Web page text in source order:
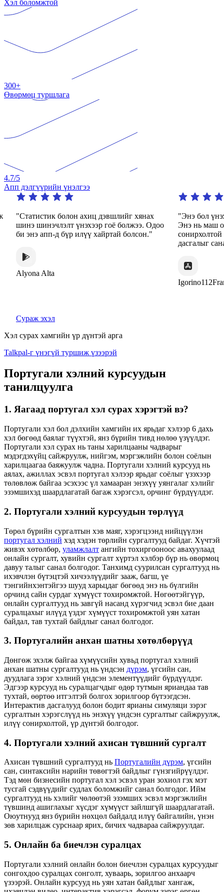
Хэл боломжтой
300+
Өвөрмөц туршлага
4.7/5
Апп дэлгүүрийн үнэлгээ
"Статистик болон ахиц дэвшлийг хянах
шинэ шинэчлэлт үнэхээр гоё болжээ. Одоо
би энэ апп-д бүр илүү хайртай болсон."
Alyona Alta
"Энэ бол
Энэ нь маш
сонирхолтой
дасгалыг
Сураж эхэл
Хэл сурах хамгийн үр дүнтэй арга
Talkpal-г үнэгүй туршиж үзээрэй
Португали хэлний курсуудын
танилцуулга
1. Яагаад португал хэл сурах хэрэгтэй вэ?
Португали хэл бол дэлхийн хамгийн их ярьдаг хэлээр 6 дахь
хэл бөгөөд баялаг түүхтэй, янз бүрийн тивд нөлөө үзүүлдэг.
Португали хэл сурах нь таны харилцааны чадварыг
мэдэгдэхүйц сайжруулж, нийгэм, мэргэжлийн болон соёлын
харилцаагаа баяжуулж чадна. Португали хэлний курсууд нь
аялах, ажиллах эсвэл португал хэлээр ярьдаг соёлыг үзэхээр
төлөвлөж байгаа эсэхээс үл хамааран энэхүү уянгалаг хэлийг
эзэмшихэд шаардлагатай багаж хэрэгсэл, орчинг бүрдүүлдэг.
2. Португали хэлний курсуудын төрлүүд
Төрөл бүрийн сургалтын хэв маяг, хэрэгцээнд нийцүүлэн
португал хэлний хэд хэдэн төрлийн сургалтууд байдаг. Хүчтэй
живэх хөтөлбөр, уламжлалт ангийн тохиргооноос авахуулаад
онлайн сургалт, хувийн сургалт хүртэл хэлбэр бүр нь өвөрмөц
давуу талыг санал болгодог. Танхимд суурилсан сургалтууд нь
ихэвчлэн бүтэцтэй хичээлүүдийг зааж, багш, үе
тэнгийнхэнтэйгээ шууд харьцдаг бөгөөд энэ нь бүлгийн
орчинд сайн сурдаг хүмүүст тохиромжтой. Нөгөөтэйгүүр,
онлайн сургалтууд нь завгүй насанд хүрэгчид эсвэл бие даан
суралцахыг илүүд үздэг хүмүүст тохиромжтой уян хатан
байдал, тав тухтай байдлыг санал болгодог.
3. Португалийн анхан шатны хөтөлбөрүүд
Дөнгөж эхэлж байгаа хүмүүсийн хувьд португал хэлний
анхан шатны сургалтууд нь үндсэн дүрэм, үгсийн сан,
дуудлага зэрэг хэлний үндсэн элементүүдийг бүрдүүлдэг.
Эдгээр курсууд нь суралцагчдыг өдөр тутмын яриандаа тав
тухтай, өөртөө итгэлтэй болгох зорилгоор бүтээгдсэн.
Интерактив дасгалууд болон бодит ярианы симуляци зэрэг
сургалтын хэрэгслүүд нь энэхүү үндсэн сургалтыг сайжруулж,
илүү сонирхолтой, үр дүнтэй болгодог.
4. Португали хэлний ахисан түвшний сургалт
Ахисан түвшний сургалтууд нь Португалийн дүрэм, үгсийн
сан, синтаксийн нарийн төвөгтэй байдлыг гүнзгийрүүлдэг.
Тэд мөн бизнесийн португал хэл эсвэл уран зохиол гэх мэт
тусгай сэдвүүдийг судлах боломжийг санал болгодог. Ийм
сургалтууд нь хэлийг чөлөөтэй эзэмших эсвэл мэргэжлийн
түвшинд ашиглахыг хүсдэг хүмүүст зайлшгүй шаардлагатай.
Оюутнууд янз бүрийн нөхцөл байдалд илүү байгалийн, үнэн
зөв харилцаж сурснаар ярих, бичих чадвараа сайжруулдаг.
5. Онлайн ба биечлэн суралцах
Португали хэлний онлайн болон биечлэн суралцах курсуудыг
сонгохдоо суралцах сонголт, хуваарь, зорилгоо анхаарч
үзээрэй. Онлайн курсууд нь уян хатан байдлыг хангаж,